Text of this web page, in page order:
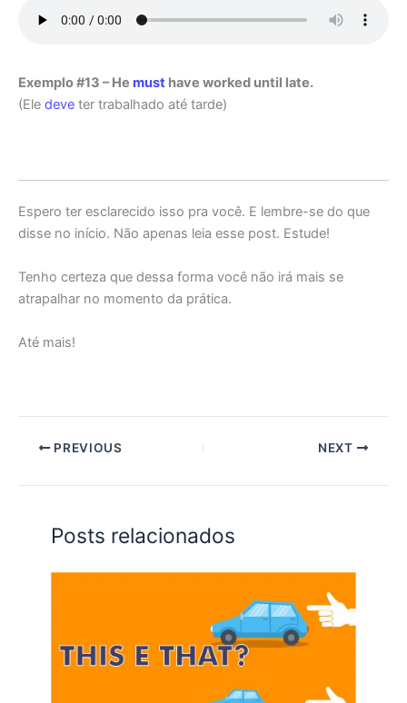
Exemplo #13 – He must have worked until late.
(Ele deve ter trabalhado até tarde)
Espero ter esclarecido isso pra você. E lembre-se do que
disse no início. Não apenas leia esse post. Estude!
Tenho certeza que dessa forma você não irá mais se
atrapalhar no momento da prática.
Até mais!
PREVIOUS NEXT
Posts relacionados